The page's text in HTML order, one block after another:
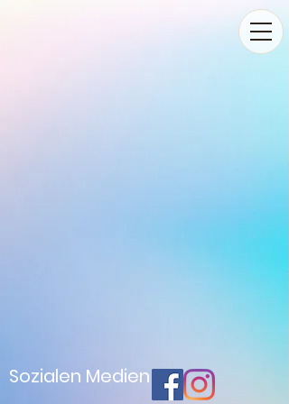
Sozialen Medien